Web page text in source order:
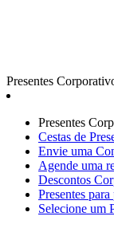
Presentes
Presentes
Cestas de
Envie uma
Agende uma
Descontos
Presentes
Selecione um